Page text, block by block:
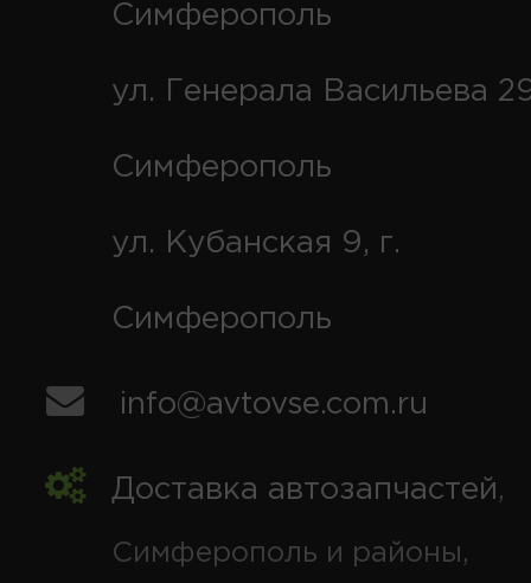
Симферополь
ул. Генерала Васильева
Симферополь
ул. Кубанская 9, г.
Симферополь
info@avtovse.com.ru
Доставка автозапчастей,
Симферополь и районы,